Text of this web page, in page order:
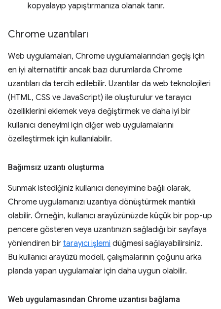
kopyalayıp yapıştırmanıza olanak tanır.
Chrome uzantıları
Web uygulamaları, Chrome uygulamalarından geçiş için
en iyi alternatiftir ancak bazı durumlarda Chrome
uzantıları da tercih edilebilir. Uzantılar da web teknolojileri
(HTML, CSS ve JavaScript) ile oluşturulur ve tarayıcı
özelliklerini eklemek veya değiştirmek ve daha iyi bir
kullanıcı deneyimi için diğer web uygulamalarını
özelleştirmek için kullanılabilir.
Bağımsız uzantı oluşturma
Sunmak istediğiniz kullanıcı deneyimine bağlı olarak,
Chrome uygulamanızı uzantıya dönüştürmek mantıklı
olabilir. Örneğin, kullanıcı arayüzünüzde küçük bir pop-up
pencere gösteren veya uzantınızın sağladığı bir sayfaya
yönlendiren bir tarayıcı işlemi düğmesi sağlayabilirsiniz.
Bu kullanıcı arayüzü modeli, çalışmalarının çoğunu arka
planda yapan uygulamalar için daha uygun olabilir.
Web uygulamasından Chrome uzantısı bağlama